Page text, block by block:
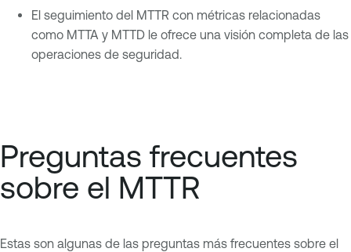
El seguimiento del MTTR con métricas relacionadas
como MTTA y MTTD le ofrece una visión completa de las
operaciones de seguridad.
Preguntas frecuentes
sobre el MTTR
Estas son algunas de las preguntas más frecuentes sobre el